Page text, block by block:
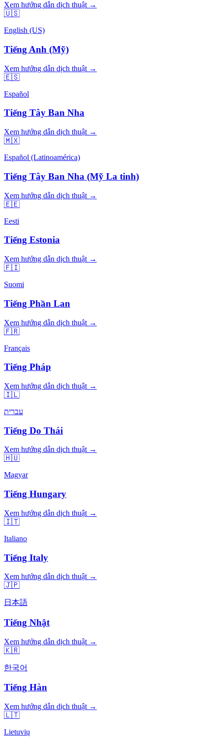
Xem hướng dẫn dịch thuật →
🇺🇸
English (US)
Tiếng Anh (Mỹ)
Xem hướng dẫn dịch thuật →
🇪🇸
Español
Tiếng Tây Ban Nha
Xem hướng dẫn dịch thuật →
🇲🇽
Español (Latinoamérica)
Tiếng Tây Ban Nha (Mỹ La tinh)
Xem hướng dẫn dịch thuật →
🇪🇪
Eesti
Tiếng Estonia
Xem hướng dẫn dịch thuật →
🇫🇮
Suomi
Tiếng Phần Lan
Xem hướng dẫn dịch thuật →
🇫🇷
Français
Tiếng Pháp
Xem hướng dẫn dịch thuật →
🇮🇱
עברית
Tiếng Do Thái
Xem hướng dẫn dịch thuật →
🇭🇺
Magyar
Tiếng Hungary
Xem hướng dẫn dịch thuật →
🇮🇹
Italiano
Tiếng Italy
Xem hướng dẫn dịch thuật →
🇯🇵
日本語
Tiếng Nhật
Xem hướng dẫn dịch thuật →
🇰🇷
한국어
Tiếng Hàn
Xem hướng dẫn dịch thuật →
🇱🇹
Lietuvių